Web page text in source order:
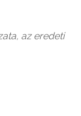
az eredeti